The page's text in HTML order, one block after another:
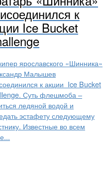
к
Ice Bucket
ярославского «Шинника»
Малышев
к акции Ice Bucket
Суть флешмоба –
ледяной водой и
эстафету следующему
Известные во всем